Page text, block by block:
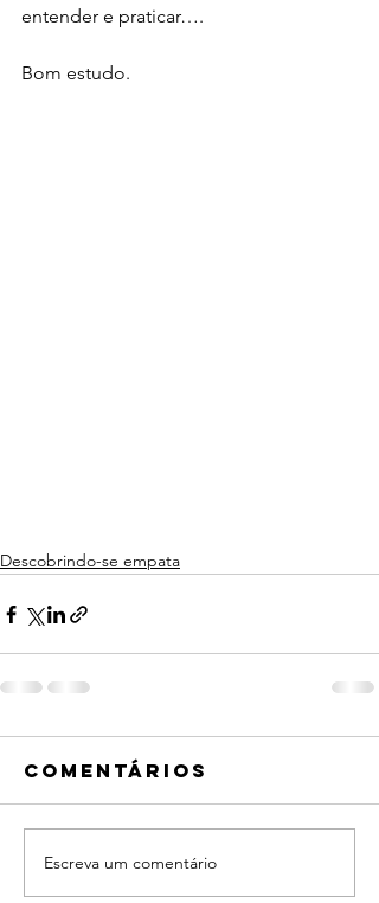
entender e praticar….
Bom estudo.
Descobrindo-se empata
Comentários
Escreva um comentário